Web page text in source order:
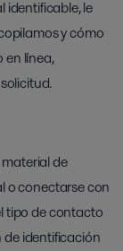
identificable, le
y cómo
en línea,
de
o conectarse con
tipo de contacto
de identificación